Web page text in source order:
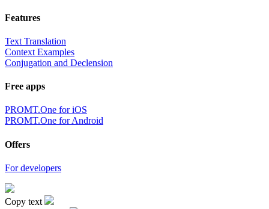
Features
Text Translation
Context Examples
Conjugation and Declension
Free apps
PROMT.One for iOS
PROMT.One for Android
Offers
For developers
Copy text